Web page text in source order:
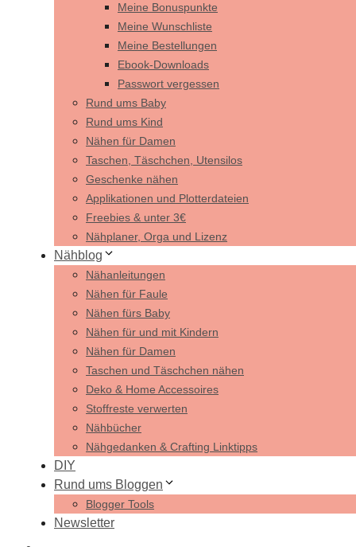
Meine Bonuspunkte
Meine Wunschliste
Meine Bestellungen
Ebook-Downloads
Passwort vergessen
Rund ums Baby
Rund ums Kind
Nähen für Damen
Taschen, Täschchen, Utensilos
Geschenke nähen
Applikationen und Plotterdateien
Freebies & unter 3€
Nähplaner, Orga und Lizenz
Nähblog
Nähanleitungen
Nähen für Faule
Nähen fürs Baby
Nähen für und mit Kindern
Nähen für Damen
Taschen und Täschchen nähen
Deko & Home Accessoires
Stoffreste verwerten
Nähbücher
Nähgedanken & Crafting Linktipps
DIY
Rund ums Bloggen
Blogger Tools
Newsletter